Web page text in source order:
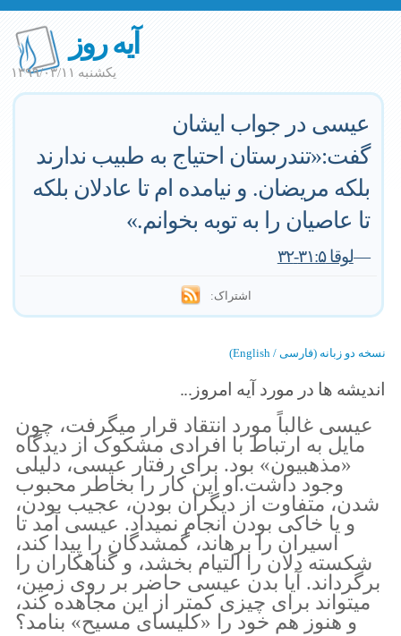
آیه روز
یکشنبه ۱۳۹۹/۰۳/۱۱
عیسی در جواب ایشان
گفت:«تندرستان احتیاج به طبیب ندارند
بلکه مریضان. و نیامده ام تا عادلان بلکه
تا عاصیان را به توبه بخوانم.»
—لوقا ۳۱:۵-۳۲
اشتراک:
نسخه دو زبانه (فارسی / English)
اندیشه ها در مورد آیه امروز...
عیسی غالباً مورد انتقاد قرار میگرفت، چون
مایل به ارتباط با افرادی مشکوک از دیدگاه
«مذهبیون» بود. برای رفتار عیسی، دلیلی
وجود داشت.او این کار را بخاطر محبوب
شدن، متفاوت از دیگران بودن، عجیب بودن،
و یا خاکی بودن انجام نمیداد. عیسی آمد تا
اسیران را برهاند، گمشدگان را پیدا کند،
شکسته دلان را التیام بخشد، و گناهکاران را
برگرداند. آیا بدن عیسی حاضر بر روی زمین،
میتواند برای چیزی کمتر از این مجاهده کند،
و هنوز هم خود را «کلیسای مسیح» بنامد؟